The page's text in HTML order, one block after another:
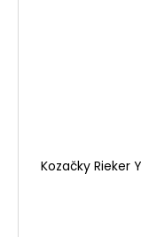
Kozačky Rieker